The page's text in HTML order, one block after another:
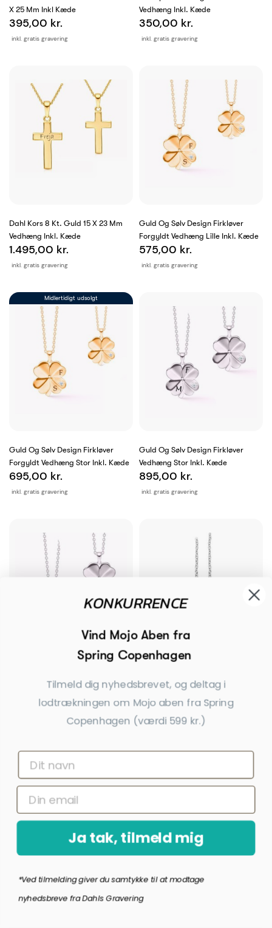
X 25 Mm Inkl Kæde
inkl. gratis gravering
395,00 kr.
Vedhæng Inkl. Kæde
inkl. gratis gravering
350,00 kr.
Dahl Kors 8 Kt. Guld 15 X 23 Mm
Vedhæng Inkl. Kæde
inkl. gratis gravering
1.495,00 kr.
Guld Og Sølv Design Firkløver
Forgyldt Vedhæng Lille Inkl. Kæde
inkl. gratis gravering
575,00 kr.
Guld Og Sølv Design Firkløver
Forgyldt Vedhæng Stor Inkl. Kæde
inkl. gratis gravering
695,00 kr.
Midlertidigt udsolgt
Guld Og Sølv Design Firkløver
Vedhæng Stor Inkl. Kæde
inkl. gratis gravering
895,00 kr.
Vedhæng Inkl. Kæde
inkl. gratis gravering
575,00 kr.
Vedhæng Inkl. Kæde
inkl. gratis gravering
295,00 kr.
Scrouples Lovetag Forgyldt Lille
Dahl Sølv Kors Med Facet Ende 15
Midlertidigt udsolgt
KONKURRENCE
Vind Mojo Aben fra
Spring Copenhagen
Tilmeld dig nyhedsbrevet, og deltag i
lodtrækningen om Mojo aben fra Spring
Copenhagen (værdi 599 kr.)
Ja tak, tilmeld mig
*Ved tilmelding giver du samtykke til at modtage
nyhedsbreve fra Dahls Gravering